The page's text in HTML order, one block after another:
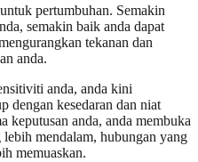
pertumbuhan. Semakin
semakin baik anda dapat
tekanan dan
anda.
anda, anda kini
dengan kesedaran dan niat
keputusan anda, anda membuka
mendalam, hubungan yang
memuaskan.